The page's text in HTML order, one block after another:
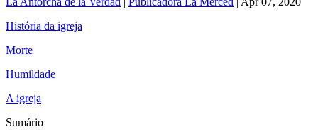
História da igreja
Morte
Humildade
A igreja
Sumário